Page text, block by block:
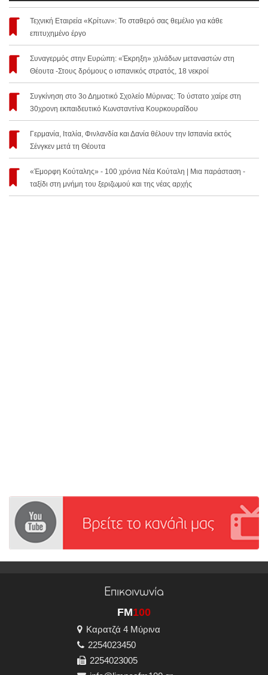
Τεχνική Εταιρεία «Κρίτων»: Το σταθερό σας θεμέλιο για κάθε
επιτυχημένο έργο
Συναγερμός στην Ευρώπη: «Έκρηξη» χιλιάδων μεταναστών στη
Θέουτα -Στους δρόμους ο ισπανικός στρατός, 18 νεκροί
Συγκίνηση στο 3ο Δημοτικό Σχολείο Μύρινας: Το ύστατο χαίρε στη
30χρονη εκπαιδευτικό Κωνσταντίνα Κουρκουραΐδου
Γερμανία, Ιταλία, Φινλανδία και Δανία θέλουν την Ισπανία εκτός
Σένγκεν μετά τη Θέουτα
«Έμορφη Κούταλης» - 100 χρόνια Νέα Κούταλη | Μια παράσταση -
ταξίδι στη μνήμη του ξεριζωμού και της νέας αρχής
Επικοινωνία
FM100
Καρατζά 4 Μύρινα
2254023450
2254023005